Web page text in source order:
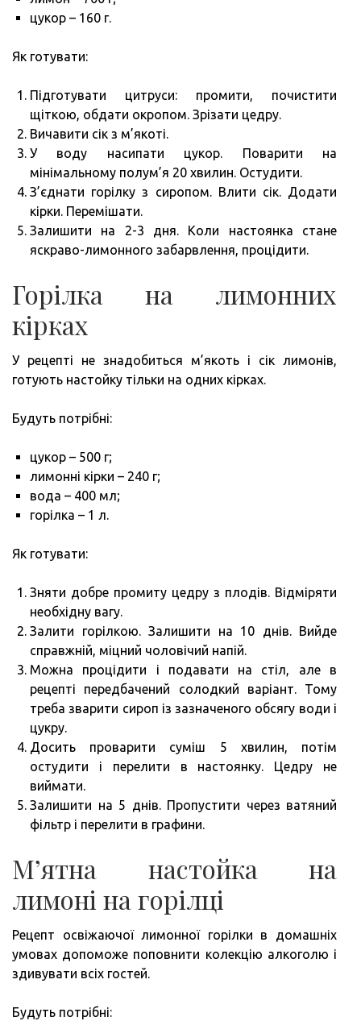
цукор – 160 г.
Як готувати:
Підготувати цитруси: промити, почистити
щіткою, обдати окропом. Зрізати цедру.
Вичавити сік з м’якоті.
У воду насипати цукор. Поварити на
мінімальному полум’я 20 хвилин. Остудити.
З’єднати горілку з сиропом. Влити сік. Додати
кірки. Перемішати.
Залишити на 2-3 дня. Коли настоянка стане
яскраво-лимонного забарвлення, процідити.
Горілка на лимонних
кірках
У рецепті не знадобиться м’якоть і сік лимонів,
готують настойку тільки на одних кірках.
Будуть потрібні:
цукор – 500 г;
лимонні кірки – 240 г;
вода – 400 мл;
горілка – 1 л.
Як готувати:
Зняти добре промиту цедру з плодів. Відміряти
необхідну вагу.
Залити горілкою. Залишити на 10 днів. Вийде
справжній, міцний чоловічий напій.
Можна процідити і подавати на стіл, але в
рецепті передбачений солодкий варіант. Тому
треба зварити сироп із зазначеного обсягу води і
цукру.
Досить проварити суміш 5 хвилин, потім
остудити і перелити в настоянку. Цедру не
виймати.
Залишити на 5 днів. Пропустити через ватяний
фільтр і перелити в графини.
М’ятна настойка на
лимоні на горілці
Рецепт освіжаючої лимонної горілки в домашніх
умовах допоможе поповнити колекцію алкоголю і
здивувати всіх гостей.
Будуть потрібні: